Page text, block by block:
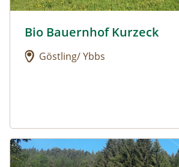
Urlaub am Bauernhof: Bio
Bio Bauernhof Kurzeck
Göstling/ Ybbs
Urlaub am Bauernhof: Biohof &